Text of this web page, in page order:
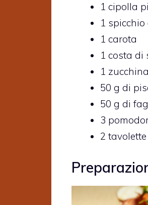
1 cipolla
1 spicchio
1 carota
1 costa di
1 zucchina
50 g di
50 g di
3
2